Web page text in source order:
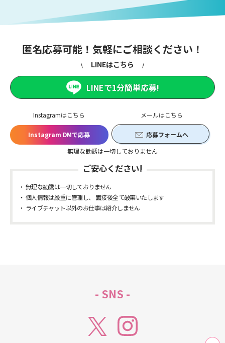
匿名応募可能！気軽にご相談ください！
Instagramはこちら
Instagram DMで応募
メールはこちら
応募フォームへ
無理な勧誘は一切しておりません
LINEはこちら
LINEで1分簡単応募!
ご安心ください!
無理な勧誘は一切しておりません
個人情報は厳重に管理し、 面接後全て破棄いたします
ライブチャット以外のお仕事は紹介しません
- SNS -